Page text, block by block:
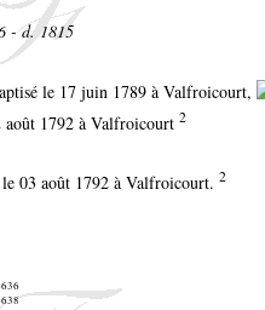
- d. 1815
le 17 juin 1789 à Valfroicourt,
août 1792 à Valfroicourt 2
03 août 1792 à Valfroicourt. 2